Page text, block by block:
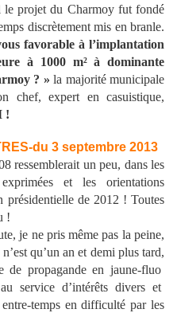
le projet du Charmoy fut fondé
discrètement mis en branle.
favorable à l’implantation
à 1000 m² à dominante
? » la majorité municipale
chef, expert en casuistique,
!
du 3 septembre 2013
ressemblerait un peu, dans les
et les orientations
présidentielle de 2012 ! Toutes
!
je ne pris même pas la peine,
qu’un an et demi plus tard,
de propagande en jaune-fluo
service d’intérêts divers et
temps en difficulté par les